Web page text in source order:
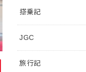
搭乗記
JGC
旅行記